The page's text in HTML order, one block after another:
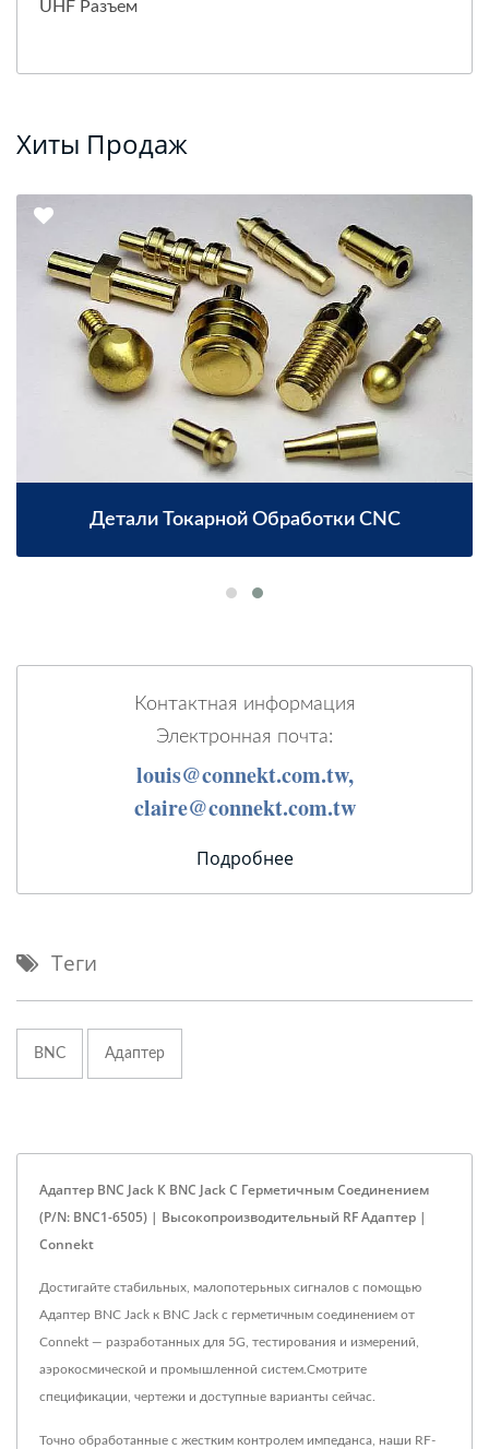
UHF Разъем
Хиты Продаж
Детали Токарной Обработки CNC
Контактная информация
Электронная почта:
louis@connekt.com.tw,
claire@connekt.com.tw
Подробнее
Теги
BNC Адаптер
Адаптер BNC Jack К BNC Jack С Герметичным Соединением
(P/N: BNC1-6505) | Высокопроизводительный RF Адаптер |
Connekt
Достигайте стабильных, малопотерьных сигналов с помощью
Адаптер BNC Jack к BNC Jack с герметичным соединением от
Connekt — разработанных для 5G, тестирования и измерений,
аэрокосмической и промышленной систем.Смотрите
спецификации, чертежи и доступные варианты сейчас.
Точно обработанные с жестким контролем импеданса, наши RF-